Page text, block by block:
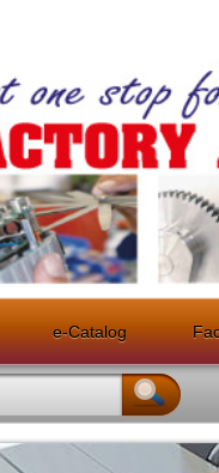
e-Catalog